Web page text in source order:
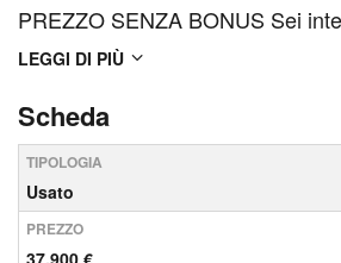
PREZZO SENZA BONUS Sei interessato a questo
veicolo? Contattaci qui: Telefono: 075.6970511
uno dei nostri showroom, siamo a
T...
LEGGI DI PIÙ
Scheda
TIPOLOGIA
Usato
PREZZO
37.900 €